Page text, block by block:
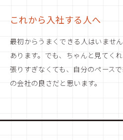
これから入社する人へ
最初からうまくできる人はいませ
あります。でも、ちゃんと見てく
張りすぎなくても、自分のペース
の会社の良さだと思います。